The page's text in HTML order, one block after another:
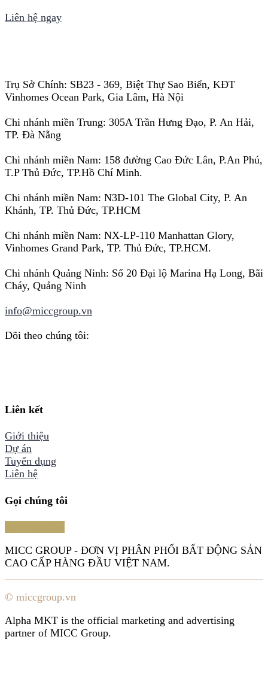
Liên hệ ngay
Trụ Sở Chính: SB23 - 369, Biệt Thự Sao Biển, KĐT
Vinhomes Ocean Park, Gia Lâm, Hà Nội
Chi nhánh miền Trung: 305A Trần Hưng Đạo, P. An Hải,
TP. Đà Nẵng
Chi nhánh miền Nam: 158 đường Cao Đức Lân, P.An Phú,
T.P Thủ Đức, TP.Hồ Chí Minh.
Chi nhánh miền Nam: N3D-101 The Global City, P. An
Khánh, TP. Thủ Đức, TP.HCM
Chi nhánh miền Nam: NX-LP-110 Manhattan Glory,
Vinhomes Grand Park, TP. Thủ Đức, TP.HCM.
Chi nhánh Quảng Ninh: Số 20 Đại lộ Marina Hạ Long, Bãi
Cháy, Quảng Ninh
info@miccgroup.vn
Dõi theo chúng tôi:
Liên kết
Giới thiệu
Dự án
Tuyển dụng
Liên hệ
Gọi chúng tôi
MICC GROUP - ĐƠN VỊ PHÂN PHỐI BẤT ĐỘNG SẢN
CAO CẤP HÀNG ĐẦU VIỆT NAM.
© miccgroup.vn
Alpha MKT is the official marketing and advertising
partner of MICC Group.